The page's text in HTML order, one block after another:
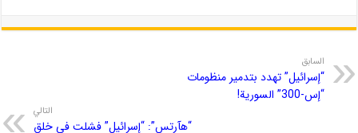
السابق
“إسرائيل” تهدد بتدمير منظومات
“إس-300” السورية!
التالي
“هآرتس”: “إسرائيل” فشلت في خلق